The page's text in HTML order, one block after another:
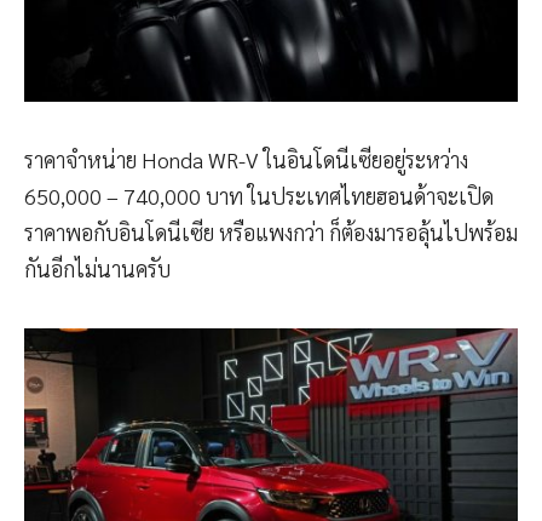
ราคาจำหน่าย Honda WR-V ในอินโดนีเซียอยู่ระหว่าง
650,000 – 740,000 บาท ในประเทศไทยฮอนด้าจะเปิด
ราคาพอกับอินโดนีเซีย หรือแพงกว่า ก็ต้องมารอลุ้นไปพร้อม
กันอีกไม่นานครับ